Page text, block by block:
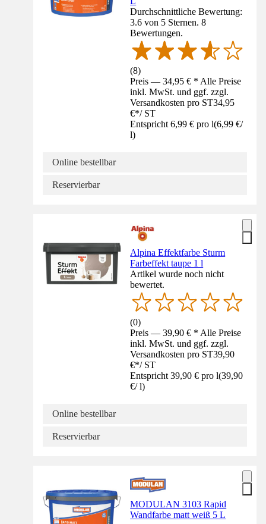
Durchschnittliche Bewertung:
3.6 von 5 Sternen. 8
Bewertungen.
(8)
Preis — 34,95 € * Alle Preise
inkl. MwSt. und ggf. zzgl.
Versandkosten pro ST34,95
€*/ ST
Entspricht 6,99 € pro l(6,99 €/
l)
Online bestellbar
Reservierbar
Alpina Effektfarbe Sturm
Farbeffekt taupe 1 l
Artikel wurde noch nicht
bewertet.
(0)
Preis — 39,90 € * Alle Preise
inkl. MwSt. und ggf. zzgl.
Versandkosten pro ST39,90
€*/ ST
Entspricht 39,90 € pro l(39,90
€/ l)
Online bestellbar
Reservierbar
MODULAN 3103 Rapid
Wandfarbe matt weiß 5 L